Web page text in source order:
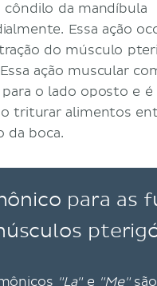
côndilo da mandíbula
Essa ação
do músculo
ação muscular
o lado oposto e
triturar alimentos
da boca.
para as
"La"e "Me"são